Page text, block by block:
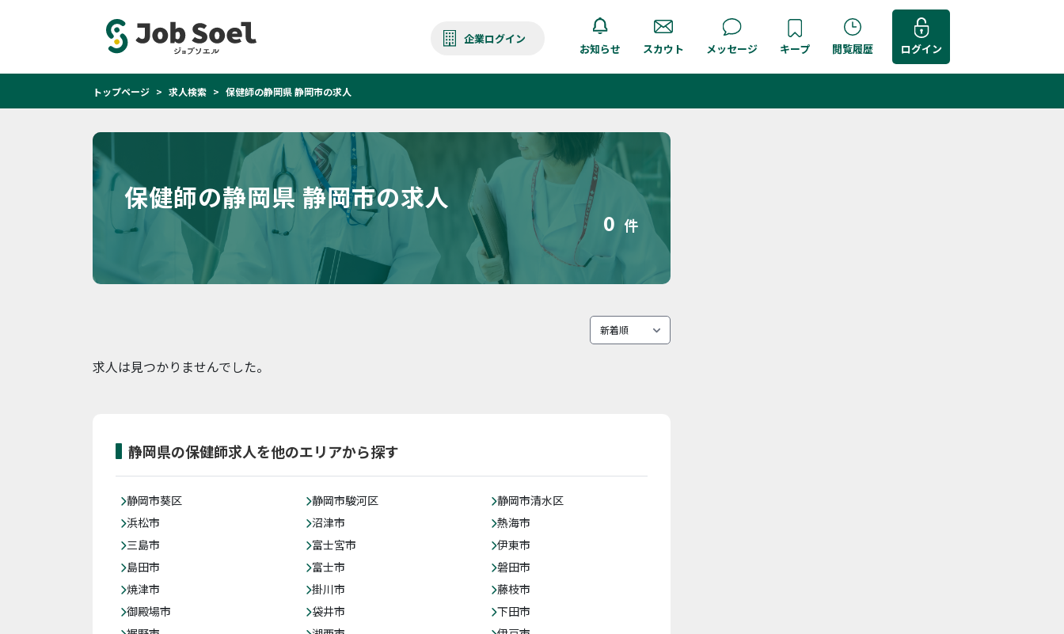
企業ログイン
お知らせ スカウト メッセージ キープ 閲覧履歴 ログイン
トップページ 求人検索 保健師の静岡県 静岡市の求人
保健師の静岡県 静岡市の求人
0 件
求人は見つかりませんでした。
静岡県の保健師求人を他のエリアから探す
静岡市葵区 静岡市駿河区
静岡市清水区
浜松市
沼津市
熱海市
三島市
富士宮市
伊東市
島田市
富士市
磐田市
焼津市
掛川市
藤枝市
御殿場市
袋井市
下田市